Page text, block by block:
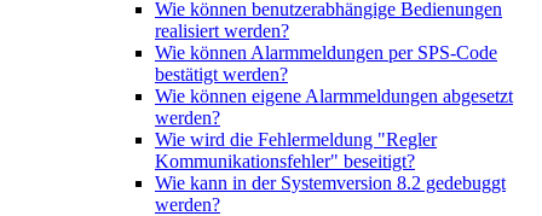
Wie können benutzerabhängige Bedienungen
realisiert werden?
Wie können Alarmmeldungen per SPS-Code
bestätigt werden?
Wie können eigene Alarmmeldungen abgesetzt
werden?
Wie wird die Fehlermeldung "Regler
Kommunikationsfehler" beseitigt?
Wie kann in der Systemversion 8.2 gedebuggt
werden?